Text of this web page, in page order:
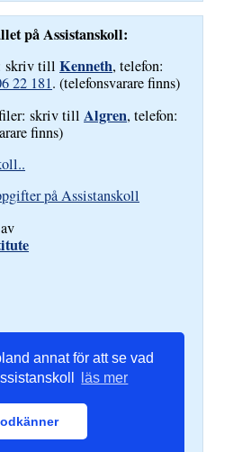
annat för att se vad
läs mer
på Assistanskoll:
skriv tillKenneth, telefon:
22 181. (telefonsvarare finns)
skriv tillAlgren, telefon:
finns)
på Assistanskoll